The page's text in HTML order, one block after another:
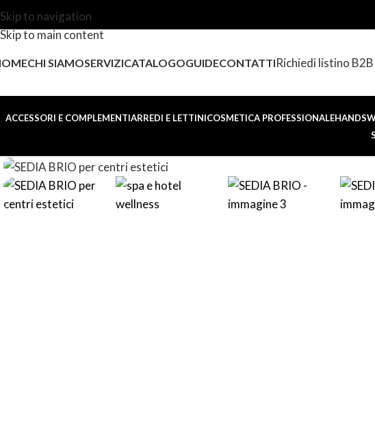
Skip to navigation
Skip to main content
CHI SIAMOSERVIZICATALOGOGUIDECONTATTIRichiedi listino B2B
ACCESSORI E COMPLEMENTIARREDI E LETTINICOSMETICA PROFESSIONALE